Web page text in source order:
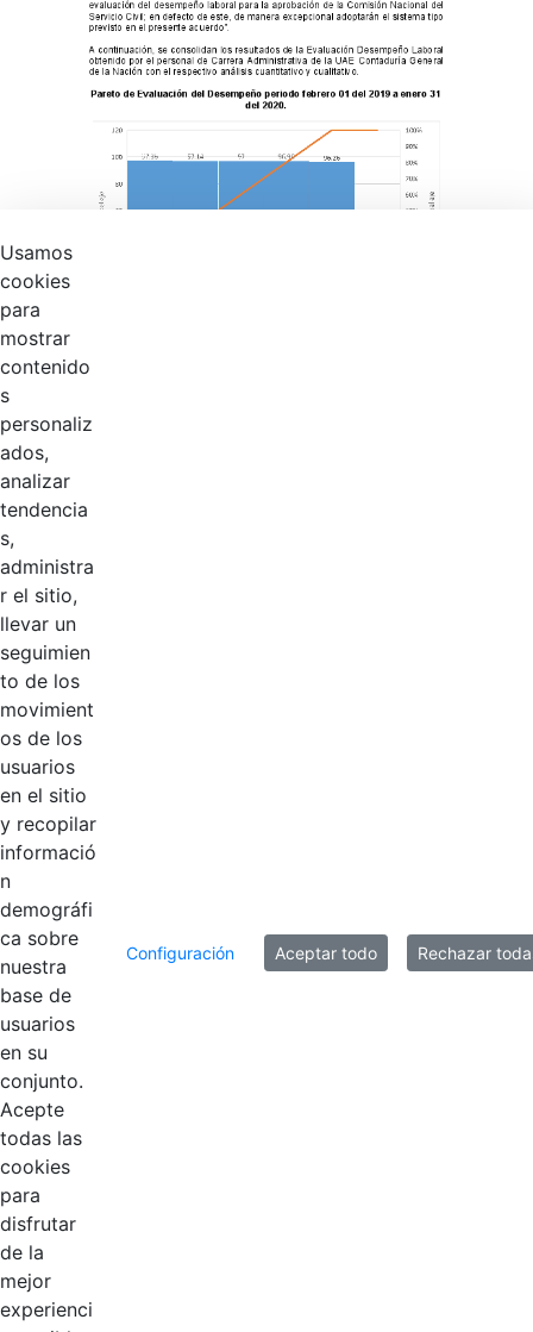
Productos
AÑADIR COMENTARIOS
Usamos
cookies
para
mostrar
contenido
s
personaliz
ados,
analizar
tendencia
s,
administra
r el sitio,
llevar un
seguimien
to de los
movimient
os de los
usuarios
en el sitio
y recopilar
informació
n
demográfi
ca sobre
nuestra
base de
usuarios
en su
conjunto.
Acepte
todas las
cookies
para
disfrutar
de la
mejor
experienci
Configuración Aceptar todo Rechazar